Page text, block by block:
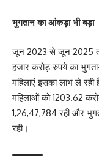
भुगतान का आंकड़ा भी बड़ा
जून 2023 से जून 2025
हजार करोड़ रुपये का
महिलाएं इसका लाभ ले
महिलाओं को 1203.62
1,26,47,784 रही और
रही।